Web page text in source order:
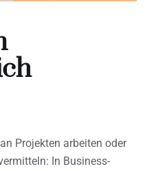
Projekten arbeiten oder
In Business-